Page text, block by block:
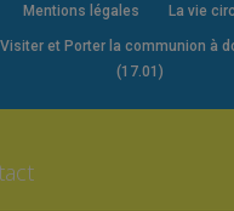
Mentions légales La vie
Visiter et Porter la communion à
(17.01)